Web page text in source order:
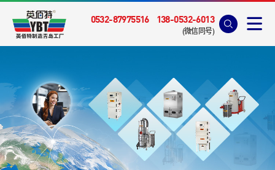
0532-87975516 138-0532-6013
(微信同号)